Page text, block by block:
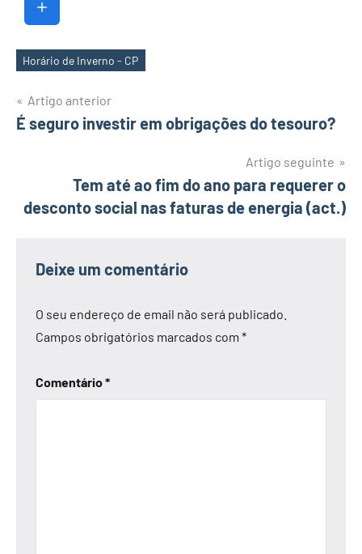
Etiquetas
Horário de Inverno - CP
Navegação
de
Artigo anterior
É seguro investir em obrigações do tesouro?
Artigo seguinte
Tem até ao fim do ano para requerer o
desconto social nas faturas de energia (act.)
Deixe um comentário
O seu endereço de email não será publicado.
Campos obrigatórios marcados com *
Comentário*